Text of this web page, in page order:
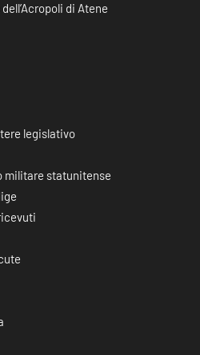
di Atene
legislativo
militare statunitense